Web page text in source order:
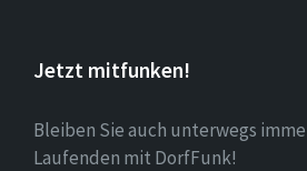
Jetzt mitfunken!
Bleiben Sie auch unterwegs
Laufenden mit DorfFunk!